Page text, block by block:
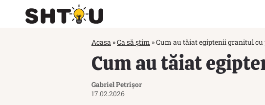
Acasa »Ca să știm »Cum au tăiat egiptenii granitul cu
Cum au tăiat
Gabriel Petrișor
17.02.2026